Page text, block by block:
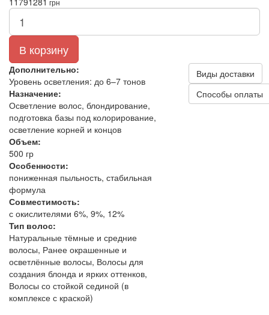
грн
В корзину
Дополнительно:
Уровень осветления: до 6–7 тонов
Назначение:
Осветление волос, блондирование,
подготовка базы под колорирование,
осветление корней и концов
Объем:
500 гр
Особенности:
пониженная пыльность, стабильная
формула
Совместимость:
с окислителями 6%, 9%, 12%
Тип волос:
Натуральные тёмные и средние
волосы, Ранее окрашенные и
осветлённые волосы, Волосы для
создания блонда и ярких оттенков,
Волосы со стойкой сединой (в
комплексе с краской)
Виды доставки
Способы оплаты